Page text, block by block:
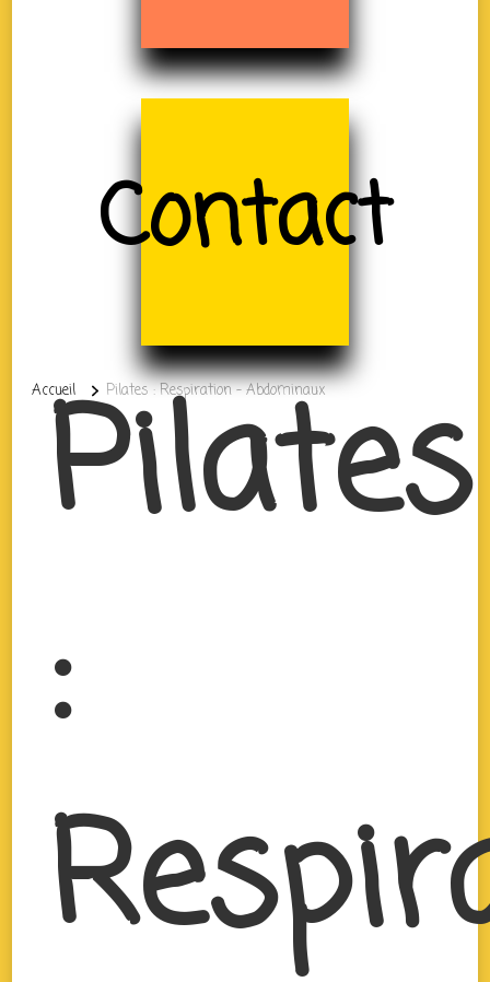
Accueil Pilates : Respiration – Abdominaux
Pilates
:
Contact